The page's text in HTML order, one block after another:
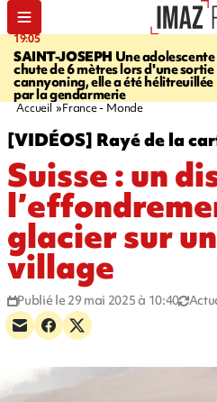
19:05
SAINT-JOSEPH Une adolescente
chute de 6 mètres lors d'une sortie
cannyoning, elle a été hélitreuillée
par la gendarmerie
Accueil France - Monde
[VIDÉOS] Rayé de la
Suisse : un
glacier sur
village
Publié le 29 mai 2025 à 10:40